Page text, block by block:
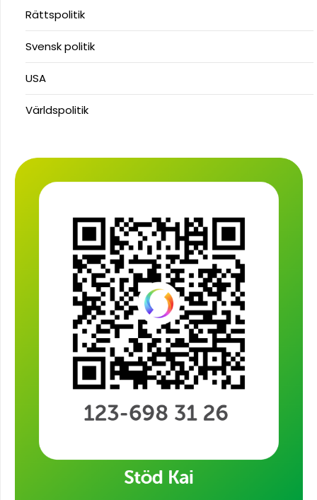
Rättspolitik
Svensk politik
USA
Världspolitik